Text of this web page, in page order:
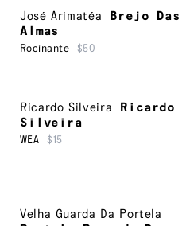
José Arimatéa
Brejo Das
Almas
Rocinante $50
Ricardo Silveira
Ricardo
Silveira
WEA $15
Velha Guarda Da Portela